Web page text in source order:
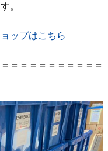
。
ップはこちら
＝＝＝＝＝＝＝＝＝＝